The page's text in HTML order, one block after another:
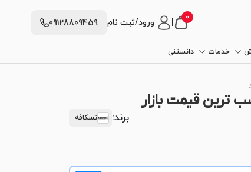
0 ورود/ثبت نام 09128809459
خدمات دانستنی
ترین قیمت بازار
برند: نسکافه